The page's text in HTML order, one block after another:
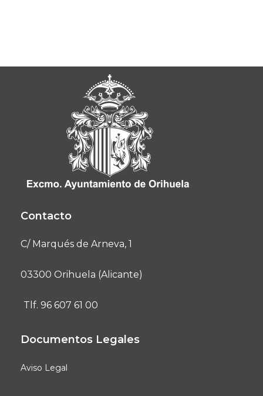
Contacto
C/ Marqués de Arneva, 1
03300 Orihuela (Alicante)
Tlf. 96 607 61 00
Documentos Legales
Aviso Legal